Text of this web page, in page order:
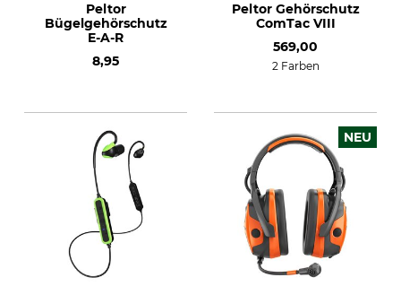
Peltor
Bügelgehörschutz
E-A-R
8,95
Peltor Gehörschutz
ComTac VIII
569,00
2 Farben
NEU